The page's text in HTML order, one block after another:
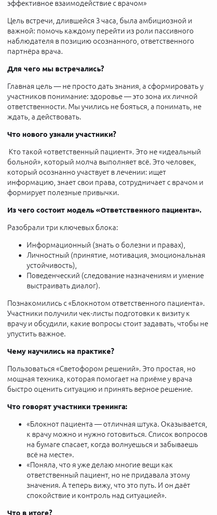
эффективное взаимодействие с врачом»
Цель встречи, длившейся 3 часа, была амбициозной и
важной: помочь каждому перейти из роли пассивного
наблюдателя в позицию осознанного, ответственного
партнёра врача.
Для чего мы встречались?
Главная цель — не просто дать знания, а сформировать у
участников понимание: здоровье — это зона их личной
ответственности. Мы учились не бояться, а понимать, не
ждать, а действовать.
Что нового узнали участники?
Кто такой «ответственный пациент». Это не «идеальный
больной», который молча выполняет всё. Это человек,
который осознанно участвует в лечении: ищет
информацию, знает свои права, сотрудничает с врачом и
формирует полезные привычки.
Из чего состоит модель «Ответственного пациента».
Разобрали три ключевых блока:
Информационный (знать о болезни и правах),
Личностный (принятие, мотивация, эмоциональная
устойчивость),
Поведенческий (следование назначениям и умение
выстраивать диалог).
Познакомились с «Блокнотом ответственного пациента».
Участники получили чек-листы подготовки к визиту к
врачу и обсудили, какие вопросы стоит задавать, чтобы не
упустить важное.
Чему научились на практике?
Пользоваться «Светофором решений». Это простая, но
мощная техника, которая помогает на приёме у врача
быстро оценить ситуацию и принять верное решение.
Что говорят участники тренинга:
«Блокнот пациента — отличная штука. Оказывается,
к врачу можно и нужно готовиться. Список вопросов
на бумаге спасает, когда волнуешься и забываешь
всё на месте».
«Поняла, что я уже делаю многие вещи как
ответственный пациент, но не придавала этому
значения. А теперь вижу, что это путь. И он даёт
спокойствие и контроль над ситуацией».
Что в итоге?